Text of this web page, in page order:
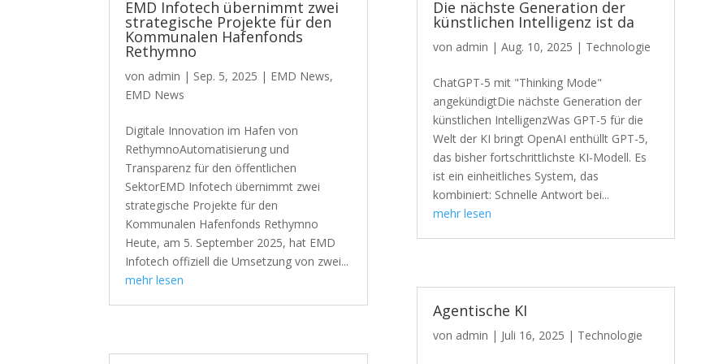
EMD Infotech übernimmt zwei
strategische Projekte für den
Kommunalen Hafenfonds
Rethymno
von admin | Sep. 5, 2025 | EMD News,
EMD News
Digitale Innovation im Hafen von
RethymnoAutomatisierung und
Transparenz für den öffentlichen
SektorEMD Infotech übernimmt zwei
strategische Projekte für den
Kommunalen Hafenfonds Rethymno
Heute, am 5. September 2025, hat EMD
Infotech offiziell die Umsetzung von zwei...
mehr lesen
Die nächste Generation der
künstlichen Intelligenz ist da
von admin | Aug. 10, 2025 | Technologie
ChatGPT-5 mit "Thinking Mode"
angekündigtDie nächste Generation der
künstlichen IntelligenzWas GPT-5 für die
Welt der KI bringt OpenAI enthüllt GPT-5,
das bisher fortschrittlichste KI-Modell. Es
ist ein einheitliches System, das
kombiniert: Schnelle Antwort bei...
mehr lesen
Agentische KI
von admin | Juli 16, 2025 | Technologie